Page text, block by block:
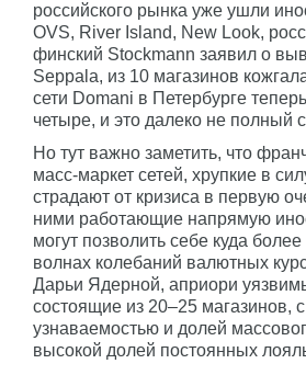
российского рынка уже ушли
OVS, River Island, New Look,
финский Stockmann заявил о
Seppala, из 10 магазинов
сети Domani в Петербурге
четыре, и это далеко не полный
Но тут важно заметить, что
масс-маркет сетей, хрупкие в
страдают от кризиса в первую
ними работающие напрямую
могут позволить себе куда
волнах колебаний валютных
Дарьи Ядерной, априори
состоящие из 20–25 магазинов,
узнаваемостью и долей
высокой долей постоянных